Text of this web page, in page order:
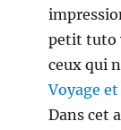
petit tuto
ceux qui
Voyage
Dans cet